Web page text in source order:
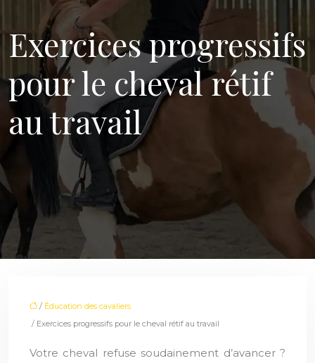
Exercices progressifs
pour le cheval rétif
au travail
/ Éducation des cavaliers
/ Exercices progressifs pour le cheval rétif au travail
Votre cheval refuse soudainement d’avancer ?